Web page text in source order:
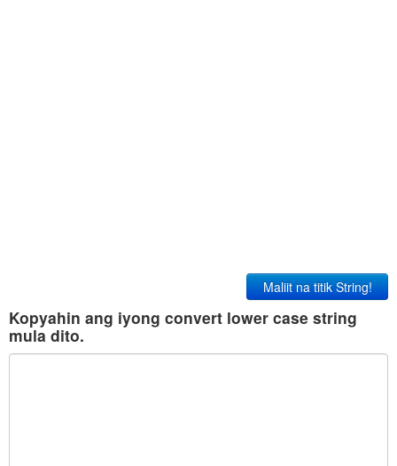
Maliit na titik String!
Kopyahin ang iyong convert lower case string
mula dito.